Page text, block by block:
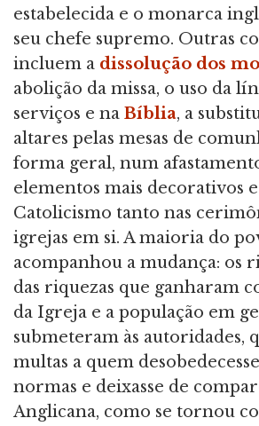
estabelecida e o monarca
seu chefe supremo. Outras
incluem a dissolução dos
abolição da missa, o uso da
serviços e na Bíblia, a
altares pelas mesas de
forma geral, num
elementos mais decorativos
Catolicismo tanto nas
igrejas em si. A maioria do
acompanhou a mudança: os
das riquezas que ganharam
da Igreja e a população em
submeteram às autoridades,
multas a quem
normas e deixasse de
Anglicana, como se tornou